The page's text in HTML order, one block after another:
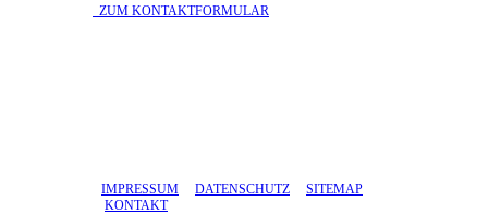
​ ZUM KONTAKTFORMULAR
IMPRESSUM DATENSCHUTZ
SITEMAP
KONTAKT